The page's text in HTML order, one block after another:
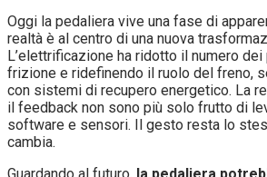
Oggi la pedaliera vive una fase di
realtà è al centro di una nuova
L’elettrificazione ha ridotto il numero
frizione e ridefinendo il ruolo del freno,
con sistemi di recupero energetico. La
il feedback non sono più solo frutto di
software e sensori. Il gesto resta lo
cambia.